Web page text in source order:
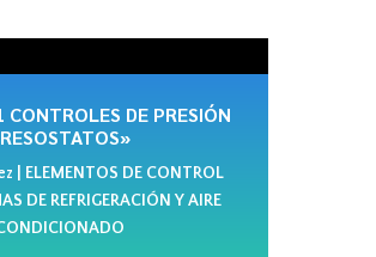
DE PRESIÓN
ELEMENTOS DE CONTROL
DE REFRIGERACIÓN Y AIRE